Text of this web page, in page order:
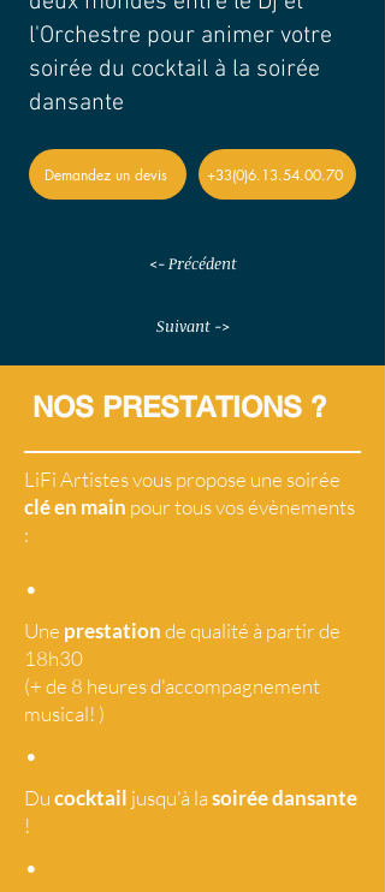
l'Orchestre pour animer votre
soirée du cocktail à la soirée
dansante
Demandez un devis +33(0)6.13.54.00.70
<- Précédent
Suivant ->
NOS PRESTATIONS ?
LiFi Artistes vous propose une soirée
clé en main pour tous vos évènements
:
•
Une prestationde qualité à partir de
18h30
(+ de 8 heures d'accompagnement
musical! )
•
Ducocktail jusqu'à lasoirée dansante
!
•